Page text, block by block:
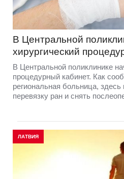
В Центральной
хирургический
В Центральной поликлинике
процедурный кабинет. Как
региональная больница,
перевязку ран и снять
ЛАТВИЯ